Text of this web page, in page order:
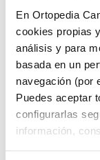
En Ortopedia
cookies propias
análisis y para
basada en un
navegación (por
Puedes aceptar
configurarlas
información,
Almohada De